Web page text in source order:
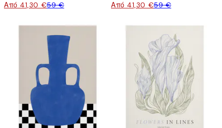
Από 41,30 €59 € Από 41,30 €59 €